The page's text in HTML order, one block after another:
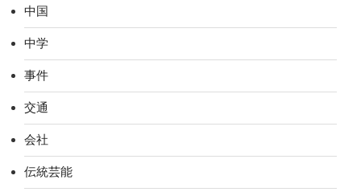
中国
中学
事件
交通
会社
伝統芸能